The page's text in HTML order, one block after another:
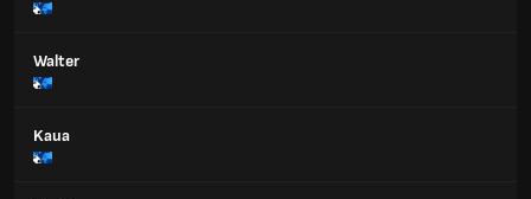
Walter
Kaua